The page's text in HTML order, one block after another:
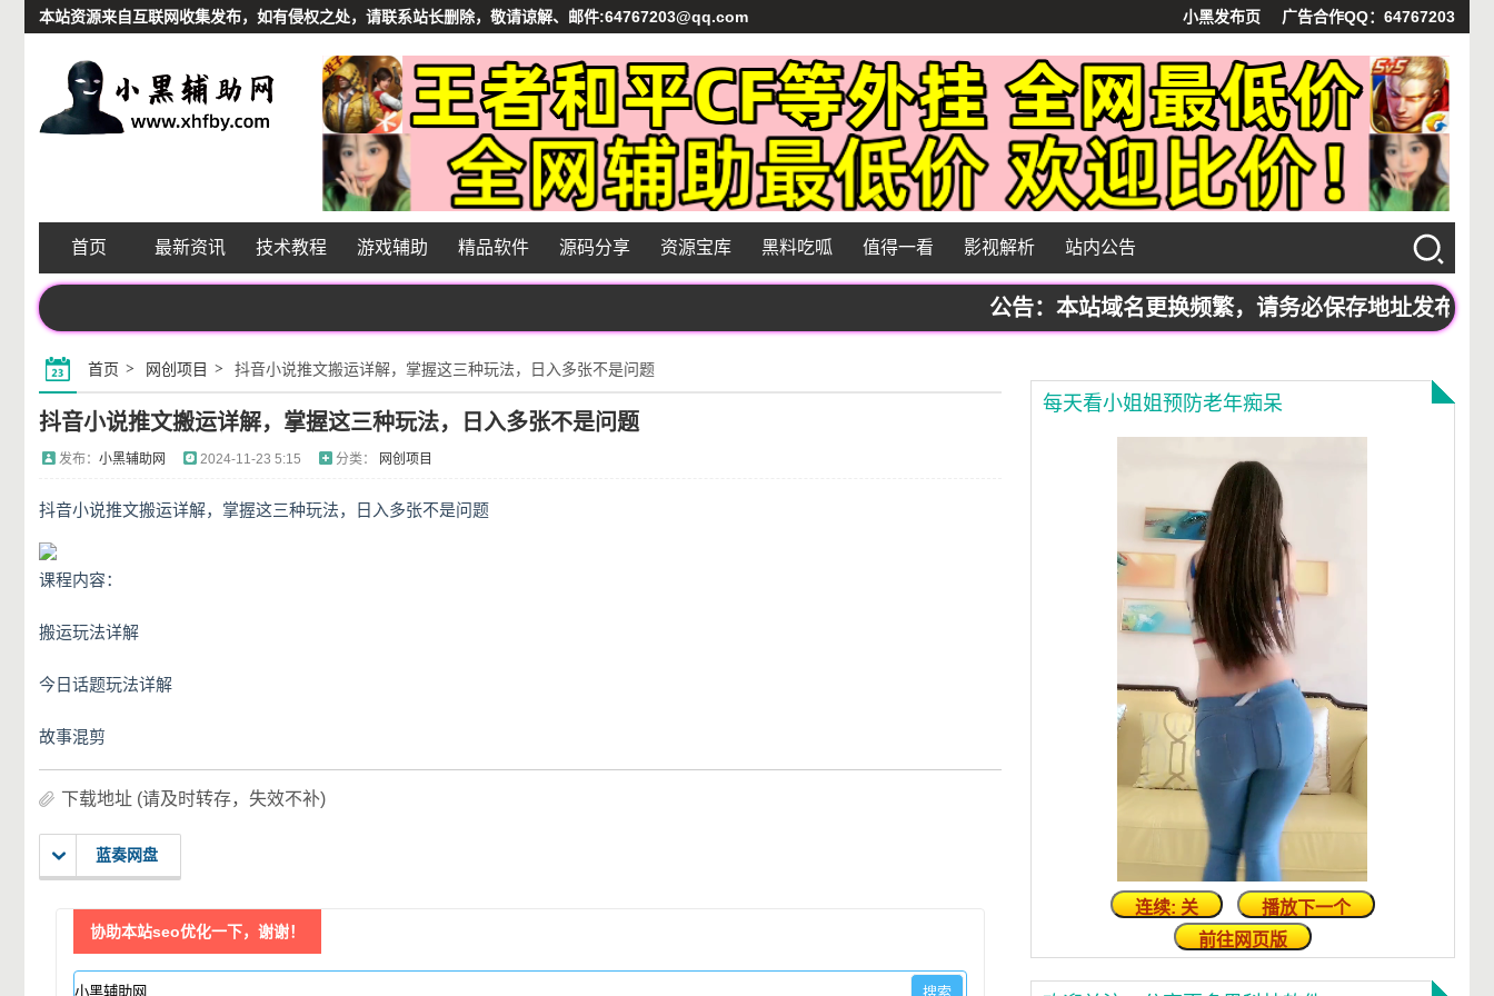
本站资源来自互联网收集发布，如有侵权之处，请联系站长删除，敬请谅解、邮件:64767203@qq.com 小黑发布页 广告合作QQ：64767203
首页 最新资讯 技术教程 游戏辅助 精品软件 源码分享 资源宝库 黑料吃呱 值得一看 影视解析 站内公告
公告：本站域名更换频繁，请务必保存地址发布页：
首页 网创项目 抖音小说推文搬运详解，掌握这三种玩法，日入多张不是问题
抖音小说推文搬运详解，掌握这三种玩法，日入多张不是问题
发布： 小黑辅助网 2024-11-23 5:15 分类： 网创项目
抖音小说推文搬运详解，掌握这三种玩法，日入多张不是问题
课程内容：
搬运玩法详解
今日话题玩法详解
故事混剪
下载地址 (请及时转存，失效不补)
蓝奏网盘
协助本站seo优化一下，谢谢！
每天看小姐姐预防老年痴呆
连续: 关
播放下一个
前往网页版